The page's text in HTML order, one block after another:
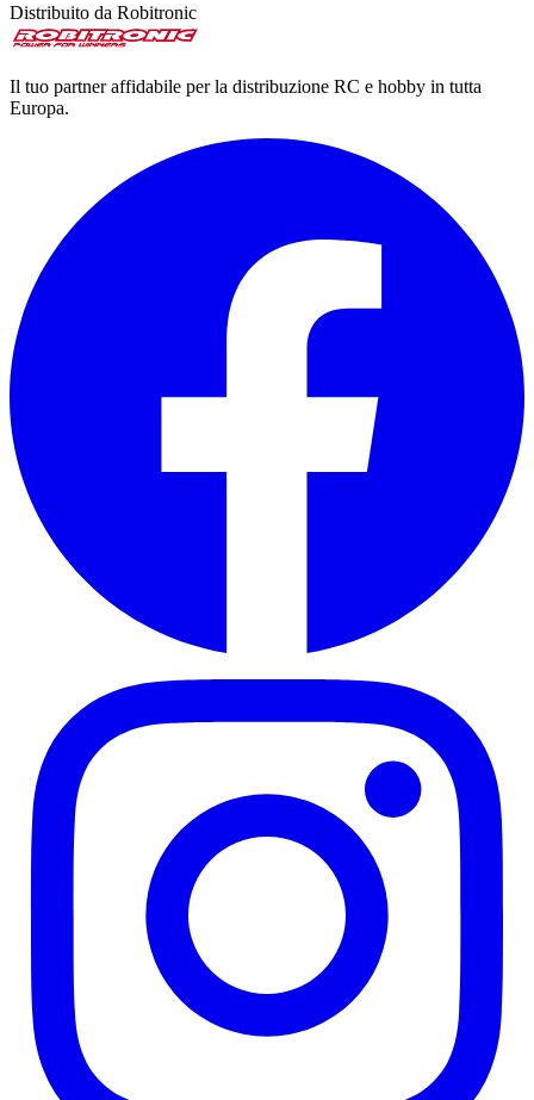
Distribuito da Robitronic
Il tuo partner affidabile per la distribuzione RC e hobby in tutta
Europa.